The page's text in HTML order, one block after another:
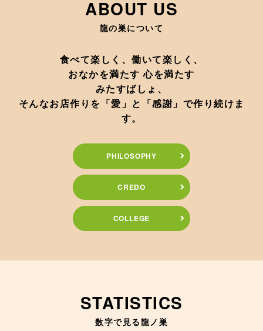
ABOUT US
龍の巣について
食べて楽しく、働いて楽しく、
おなかを満たす 心を満たす
みたすばしょ、
そんなお店作りを「愛」と「感謝」で作り続けま
す。
PHILOSOPHY
CREDO
COLLEGE
STATISTICS
数字で見る龍ノ巣